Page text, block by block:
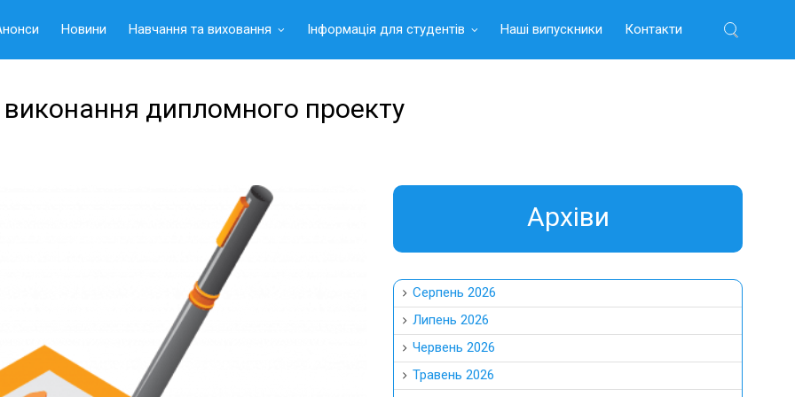
Новини Навчання та виховання Інформація для студентів Наші випускники Контакти
дипломного проекту
Aрхіви
Серпень 2026
Липень 2026
Червень 2026
Травень 2026